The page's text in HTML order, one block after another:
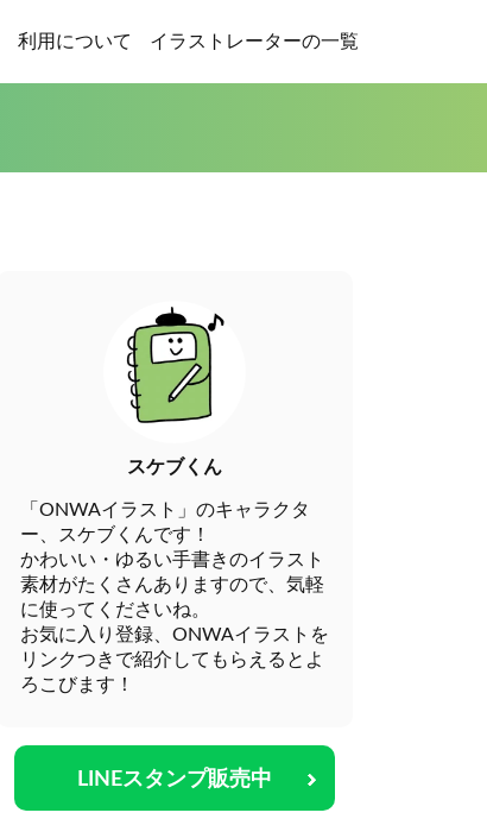
利用について イラストレーターの一覧
スケブくん
「ONWAイラスト」のキャラクタ
ー、スケブくんです！
かわいい・ゆるい手書きのイラスト
素材がたくさんありますので、気軽
に使ってくださいね。
お気に入り登録、ONWAイラストを
リンクつきで紹介してもらえるとよ
ろこびます！
LINEスタンプ販売中